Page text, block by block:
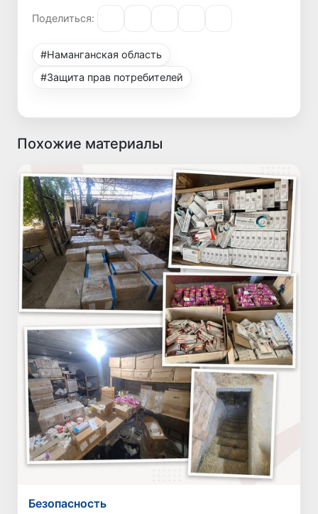
Поделиться:
#Наманганская область
#Защита прав потребителей
Похожие материалы
Безопасность